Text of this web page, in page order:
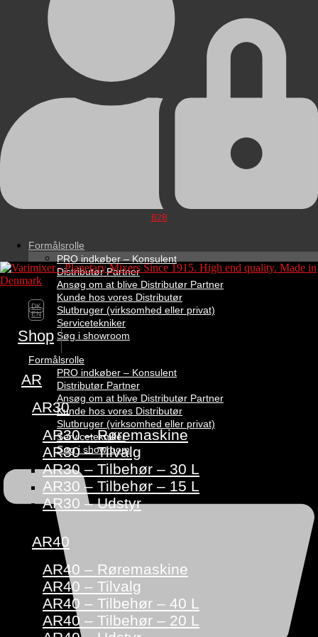
B2B
Formålsrolle
PRO indkøber – Konsulent
Distributør Partner
Ansøg om at blive Distributør Partner
Kunde hos vores Distributør
Slutbruger (virksomhed eller privat)
Servicetekniker
Søg i showroom
Formålsrolle
PRO indkøber – Konsulent
Distributør Partner
Ansøg om at blive Distributør Partner
Kunde hos vores Distributør
Slutbruger (virksomhed eller privat)
Servicetekniker
Søg i showroom
DK
EN
Shop
AR
AR30
AR30 – Røremaskine
AR30 – Tilvalg
AR30 – Tilbehør – 30 L
AR30 – Tilbehør – 15 L
AR30 – Udstyr
AR40
AR40 – Røremaskine
AR40 – Tilvalg
AR40 – Tilbehør – 40 L
AR40 – Tilbehør – 20 L